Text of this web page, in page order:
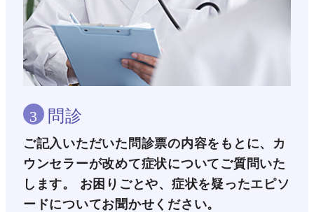
3 問診
ご記入いただいた問診票の内容をもとに、カ
ウンセラーが改めて症状についてご質問いた
します。 お困りごとや、症状を疑ったエピソ
ードについてお聞かせください。